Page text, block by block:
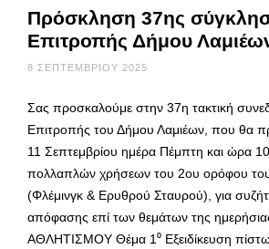
Πρόσκληση 37ης
Επιτροπής Δήμου
8 ΣΕΠΤΕΜΒΡΊΟΥ 2025
Σας προσκαλούμε στην 37η τακτική
Επιτροπής του Δήμου Λαμιέων, που θα
11 Σεπτεμβρίου ημέρα Πέμπτη και ώρα
πολλαπλών χρήσεων του 2ου ορόφου
(Φλέμινγκ & Ερυθρού Σταυρού), για
απόφασης επί των θεμάτων της
ΑΘΛΗΤΙΣΜΟΥ Θέμα 1⁰ Εξειδίκευση